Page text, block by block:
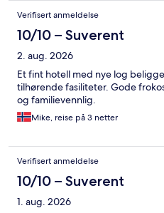
Verifisert anmeldelse
10/10 – Suverent
2. aug. 2026
Et fint hotell med nye log
tilhørende fasiliteter. Gode
og familievennlig.
Mike, reise på 3 netter
Verifisert anmeldelse
10/10 – Suverent
1. aug. 2026